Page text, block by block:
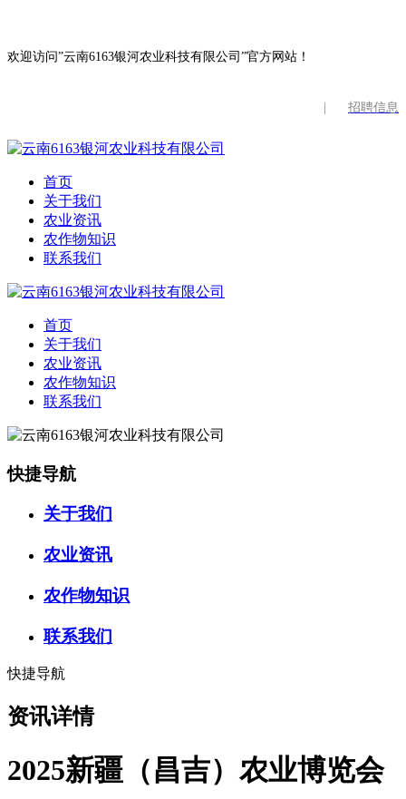
欢迎访问”云南6163银河农业科技有限公司”官方网站！
招聘信息
首页
关于我们
农业资讯
农作物知识
联系我们
首页
关于我们
农业资讯
农作物知识
联系我们
快捷导航
关于我们
农业资讯
农作物知识
联系我们
快捷导航
资讯详情
2025新疆（昌吉）农业博览会